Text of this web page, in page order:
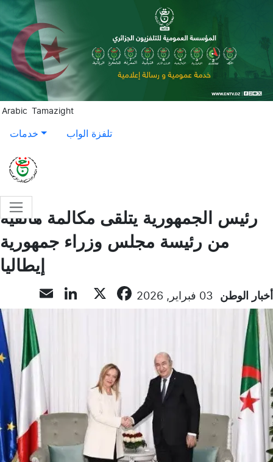
Aller au contenu principal
Arabic Tamazight
خدمات تلفزة الواب
رئيس الجمهورية يتلقى مكالمة هاتفية
من رئيسة مجلس وزراء جمهورية
إيطاليا
أخبار الوطن 03 فبراير, 2026 Facebook